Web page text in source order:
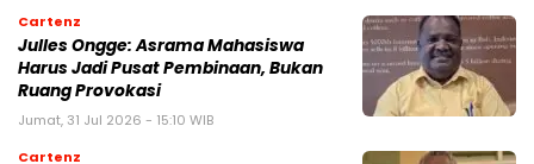
Cartenz
Julles Ongge: Asrama Mahasiswa
Harus Jadi Pusat Pembinaan, Bukan
Ruang Provokasi
Jumat, 31 Jul 2026 - 15:10 WIB
Cartenz